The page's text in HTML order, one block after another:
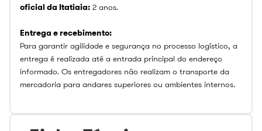
oficial da Itatiaia: 2 anos.
Entrega e recebimento:
Para garantir agilidade e segurança no processo logístico, a
entrega é realizada até a entrada principal do endereço
informado. Os entregadores não realizam o transporte da
mercadoria para andares superiores ou ambientes internos.